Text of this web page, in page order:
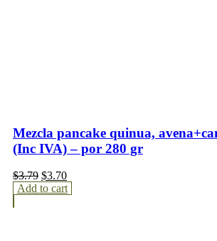
Mezcla pancake quinua,
(Inc IVA) – por 280 gr
$3.79 $3.70
Add to cart